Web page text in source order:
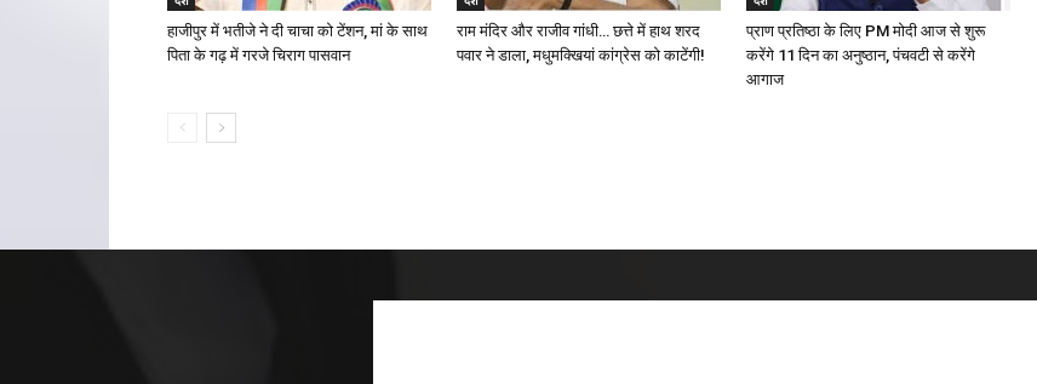
हाजीपुर में भतीजे ने दी चाचा को टेंशन, मां के साथ
पिता के गढ़ में गरजे चिराग पासवान
राम मंदिर और राजीव गांधी… छत्ते में हाथ शरद
पवार ने डाला, मधुमक्खियां कांग्रेस को काटेंगी!
प्राण प्रतिष्ठा के लिए PM मोदी आज से शुरू
करेंगे 11 दिन का अनुष्ठान, पंचवटी से करेंगे
आगाज